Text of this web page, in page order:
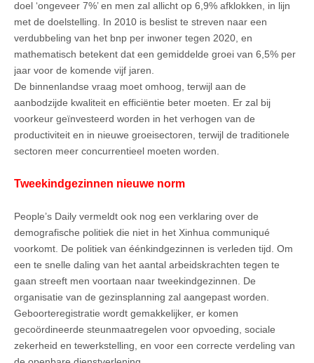
doel ‘ongeveer 7%’ en men zal allicht op 6,9% afklokken, in lijn
met de doelstelling. In 2010 is beslist te streven naar een
verdubbeling van het bnp per inwoner tegen 2020, en
mathematisch betekent dat een gemiddelde groei van 6,5% per
jaar voor de komende vijf jaren.
De binnenlandse vraag moet omhoog, terwijl aan de
aanbodzijde kwaliteit en efficiëntie beter moeten. Er zal bij
voorkeur geïnvesteerd worden in het verhogen van de
productiviteit en in nieuwe groeisectoren, terwijl de traditionele
sectoren meer concurrentieel moeten worden.
Tweekindgezinnen nieuwe norm
People’s Daily vermeldt ook nog een verklaring over de
demografische politiek die niet in het Xinhua communiqué
voorkomt. De politiek van éénkindgezinnen is verleden tijd. Om
een te snelle daling van het aantal arbeidskrachten tegen te
gaan streeft men voortaan naar tweekindgezinnen. De
organisatie van de gezinsplanning zal aangepast worden.
Geboorteregistratie wordt gemakkelijker, er komen
gecoördineerde steunmaatregelen voor opvoeding, sociale
zekerheid en tewerkstelling, en voor een correcte verdeling van